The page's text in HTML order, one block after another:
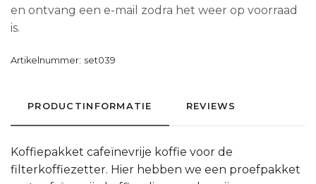
en ontvang een e-mail zodra het weer op voorraad
is.
Artikelnummer: set039
PRODUCTINFORMATIE REVIEWS
Koffiepakket cafeïnevrije koffie voor de
filterkoffiezetter. Hier hebben we een proefpakket